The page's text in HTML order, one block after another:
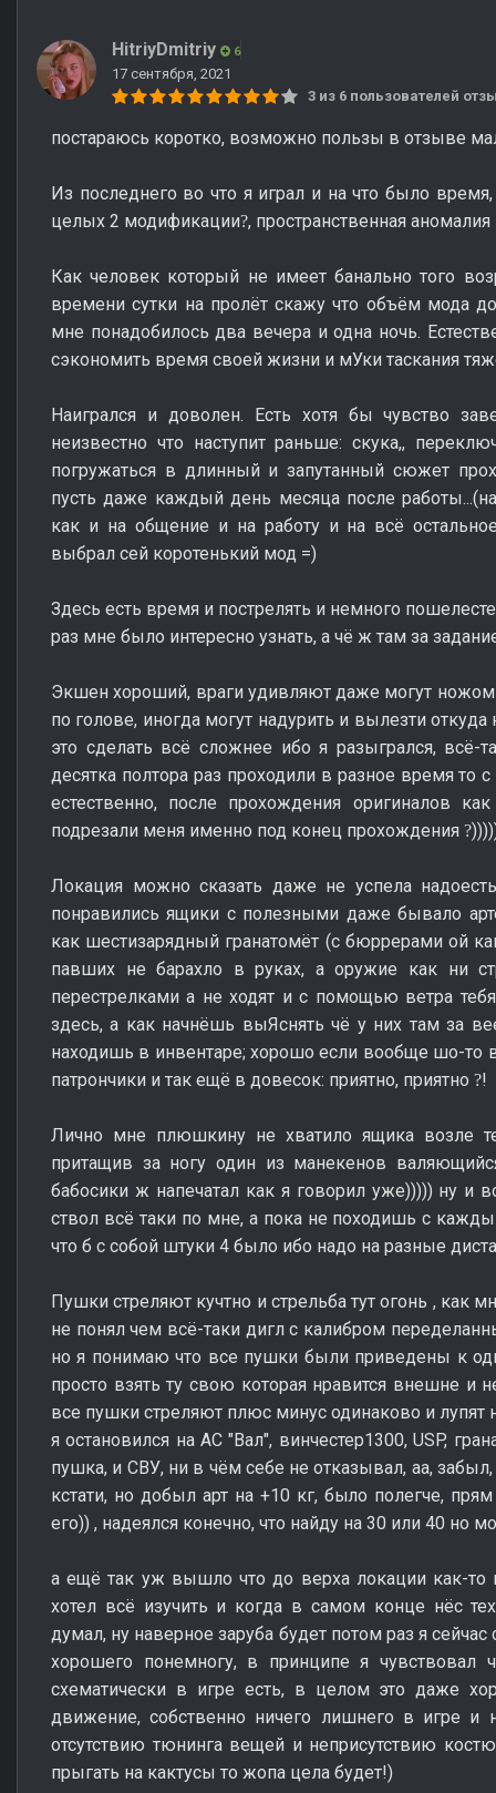
HitriyDmitriy 6
17 сентября, 2021
3 из 6 пользователей
постараюсь коротко, возможно пользы в отзыве
Из последнего во что я играл и на что было
целых 2 модификации?, пространственная
Как человек который не имеет банально того
времени сутки на пролёт скажу что объём мода
мне понадобилось два вечера и одна ночь.
сэкономить время своей жизни и мУки таскания
Наигрался и доволен. Есть хотя бы чувство
неизвестно что наступит раньше: скука,,
погружаться в длинный и запутанный сюжет
пусть даже каждый день месяца после
как и на общение и на работу и на всё
выбрал сей коротенький мод =)
Здесь есть время и пострелять и немного
раз мне было интересно узнать, а чё ж там за
Экшен хороший, враги удивляют даже могут ножом
по голове, иногда могут надурить и вылезти
это сделать всё сложнее ибо я разыгрался, всё-
десятка полтора раз проходили в разное время то
естественно, после прохождения оригиналов
подрезали меня именно под конец прохождения ?
Локация можно сказать даже не успела
понравились ящики с полезными даже бывало
как шестизарядный гранатомёт (с бюррерами ой
павших не барахло в руках, а оружие как ни
перестрелками а не ходят и с помощью ветра
здесь, а как начнёшь выЯснять чё у них там за
находишь в инвентаре; хорошо если вообще шо-то
патрончики и так ещё в довесок: приятно, приятно ?!
Лично мне плюшкину не хватило ящика возле
притащив за ногу один из манекенов
бабосики ж напечатал как я говорил уже))))) ну
ствол всё таки по мне, а пока не походишь с
что б с собой штуки 4 было ибо надо на разные
Пушки стреляют кучтно и стрельба тут огонь , как
не понял чем всё-таки дигл с калибром
но я понимаю что все пушки были приведены к
просто взять ту свою которая нравится внешне и
все пушки стреляют плюс минус одинаково и лупят
я остановился на АС "Вал", винчестер1300, USP,
пушка, и СВУ, ни в чём себе не отказывал, аа,
кстати, но добыл арт на +10 кг, было полегче,
его)) , надеялся конечно, что найду на 30 или 40 но
а ещё так уж вышло что до верха локации как-то
хотел всё изучить и когда в самом конце нёс
думал, ну наверное заруба будет потом раз я
хорошего понемногу, в принципе я чувствовал
схематически в игре есть, в целом это даже
движение, собственно ничего лишнего в игре
отсутствию тюнинга вещей и неприсутствию
прыгать на кактусы то жопа цела будет!)